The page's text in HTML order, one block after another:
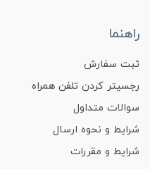
راهنما
ثبت سفارش
رجسیتر کردن تلفن همراه
سوالات متداول
شرایط و نحوه ارسال
شرایط و مقررات